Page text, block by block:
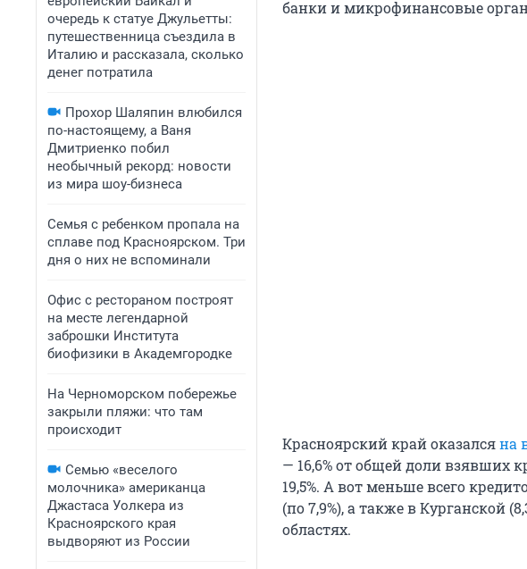
очередь к статуе Джульетты:
путешественница съездила в
Италию и рассказала, сколько
денег потратила
Прохор Шаляпин влюбился
по-настоящему, а Ваня
Дмитриенко побил
необычный рекорд: новости
из мира шоу-бизнеса
Семья с ребенком пропала на
сплаве под Красноярском. Три
дня о них не вспоминали
Офис с рестораном построят
на месте легендарной
заброшки Института
биофизики в Академгородке
На Черноморском побережье
закрыли пляжи: что там
происходит
Семью «веселого
молочника» американца
Джастаса Уолкера из
Красноярского края
выдворяют из России
банки и микрофинансовые
Красноярский край оказалсяна
— 16,6% от общей доли взявших
19,5%. А вот меньше всего
(по 7,9%), а также в Курганской
областях.